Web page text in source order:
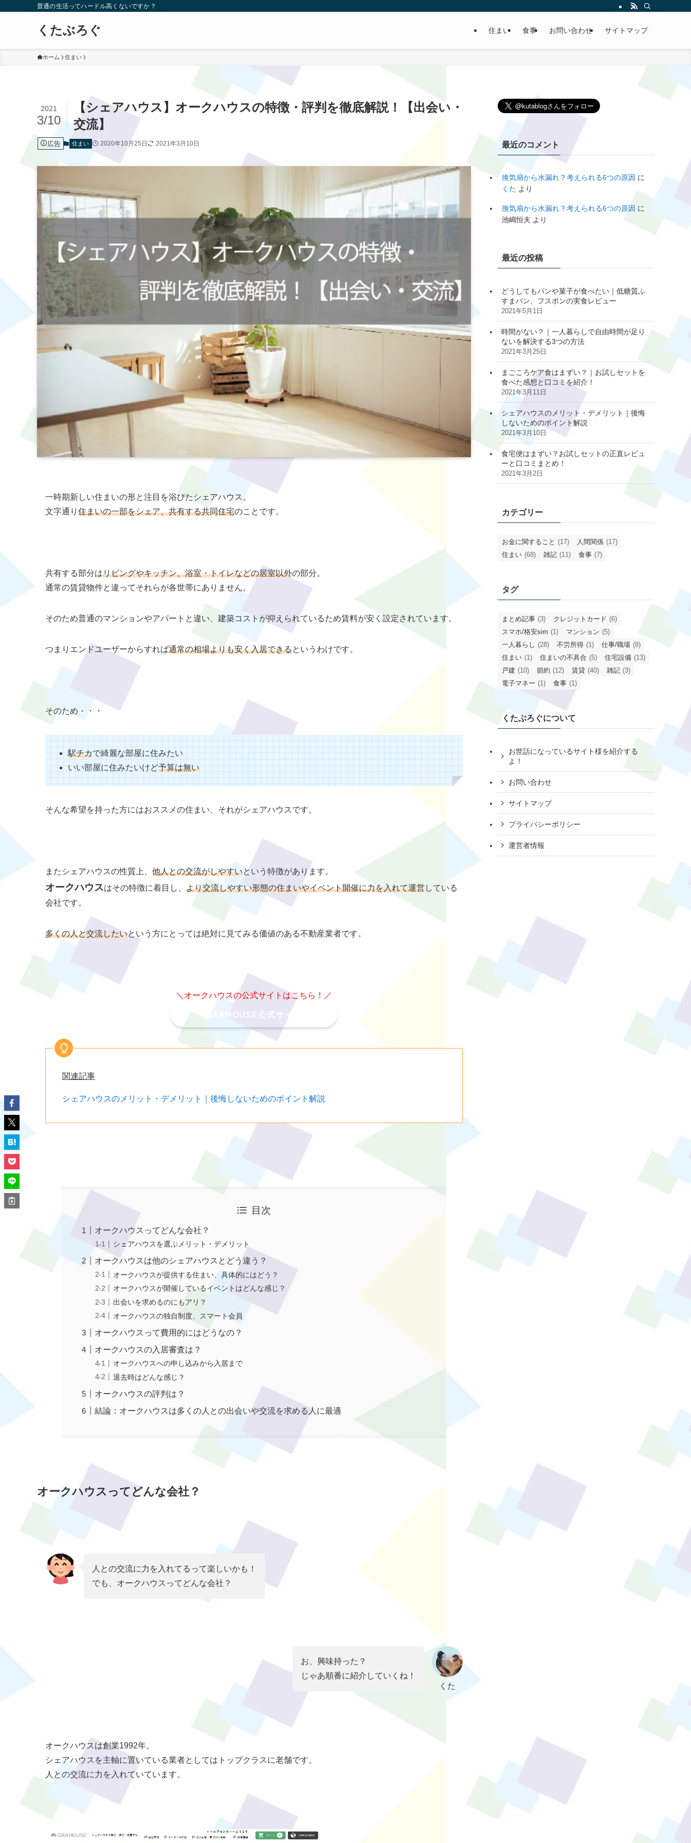
普通の生活ってハードル高くないですか？
くたぶろぐ 住まい 食事 お問い合わせ サイトマップ
ホーム 住まい
【シェアハウス】オークハウスの特徴・評判を徹底解説！【出会い・
交流】
2021
3/10
広告 住まい 2020年10月25日 2021年3月10日
一時期新しい住まいの形と注目を浴びたシェアハウス。
文字通り 住まいの一部をシェア、共有する共同住宅のことです。
共有する部分はリビングやキッチン、浴室・トイレなどの居室以外の部分。
通常の賃貸物件と違ってそれらが各世帯にありません。
そのため普通のマンションやアパートと違い、建築コストが抑えられているため賃料が安く設定されています。
つまりエンドユーザーからすれば通常の相場よりも安く入居できるというわけです。
そのため・・・
駅チカで綺麗な部屋に住みたい
いい部屋に住みたいけど予算は無い
そんな希望を持った方にはおススメの住まい、それがシェアハウスです。
またシェアハウスの性質上、 他人との交流がしやすいという特徴があります。
オークハウスはその特徴に着目し、 より交流しやすい形態の住まいやイベント開催に力を入れて運営している
会社です。
多くの人と交流したいという方にとっては絶対に見てみる価値のある不動産業者です。
＼オークハウスの公式サイトはこちら！／
OAKHOUSE公式サイト
関連記事
シェアハウスのメリット・デメリット｜後悔しないためのポイント解説
目次
オークハウスってどんな会社？
シェアハウスを選ぶメリット・デメリット
オークハウスは他のシェアハウスとどう違う？
オークハウスが提供する住まい、具体的にはどう？
オークハウスが開催しているイベントはどんな感じ？
出会いを求めるのにもアリ？
オークハウスの独自制度、スマート会員
オークハウスって費用的にはどうなの？
オークハウスの入居審査は？
オークハウスへの申し込みから入居まで
退去時はどんな感じ？
オークハウスの評判は？
結論：オークハウスは多くの人との出会いや交流を求める人に最適
オークハウスってどんな会社？
人との交流に力を入れてるって楽しいかも！
でも、オークハウスってどんな会社？
くた
お、興味持った？
じゃあ順番に紹介していくね！
オークハウスは創業1992年。
シェアハウスを主軸に置いている業者としてはトップクラスに老舗です。
人との交流に力を入れていています。
最近のコメント
換気扇から水漏れ？考えられる6つの原因 に
くた より
換気扇から水漏れ？考えられる6つの原因 に
池嶋恒夫 より
最近の投稿
どうしてもパンや菓子が食べたい｜低糖質ふ
すまパン、フスボンの実食レビュー
2021年5月1日
時間がない？｜一人暮らしで自由時間が足り
ないを解決する3つの方法
2021年3月25日
まごころケア食はまずい？｜お試しセットを
食べた感想と口コミを紹介！
2021年3月11日
シェアハウスのメリット・デメリット｜後悔
しないためのポイント解説
2021年3月10日
食宅便はまずい？お試しセットの正直レビュ
ーと口コミまとめ！
2021年3月2日
カテゴリー
お金に関すること (17) 人間関係 (17)
住まい (68) 雑記 (11) 食事 (7)
タグ
まとめ記事 (3) クレジットカード (6)
スマホ/格安sim (1) マンション (5)
一人暮らし (28) 不労所得 (1) 仕事/職場 (8)
住まい (1) 住まいの不具合 (5) 住宅設備 (13)
戸建 (10) 節約 (12) 賃貸 (40) 雑記 (3)
電子マネー (1) 食事 (1)
くたぶろぐについて
お世話になっているサイト様を紹介する
よ！
お問い合わせ
サイトマップ
プライバシーポリシー
運営者情報